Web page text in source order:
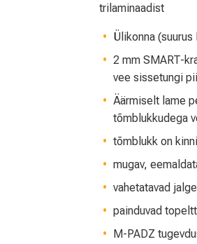
trilaminaadist
Ülikonna
2 mm SMART-
vee sissetungi
Äärmiselt lame
tõmblukkudega
tõmblukk on
mugav,
vahetatavad
painduvad
M-PADZ